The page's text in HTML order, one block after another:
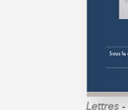
Lettres-